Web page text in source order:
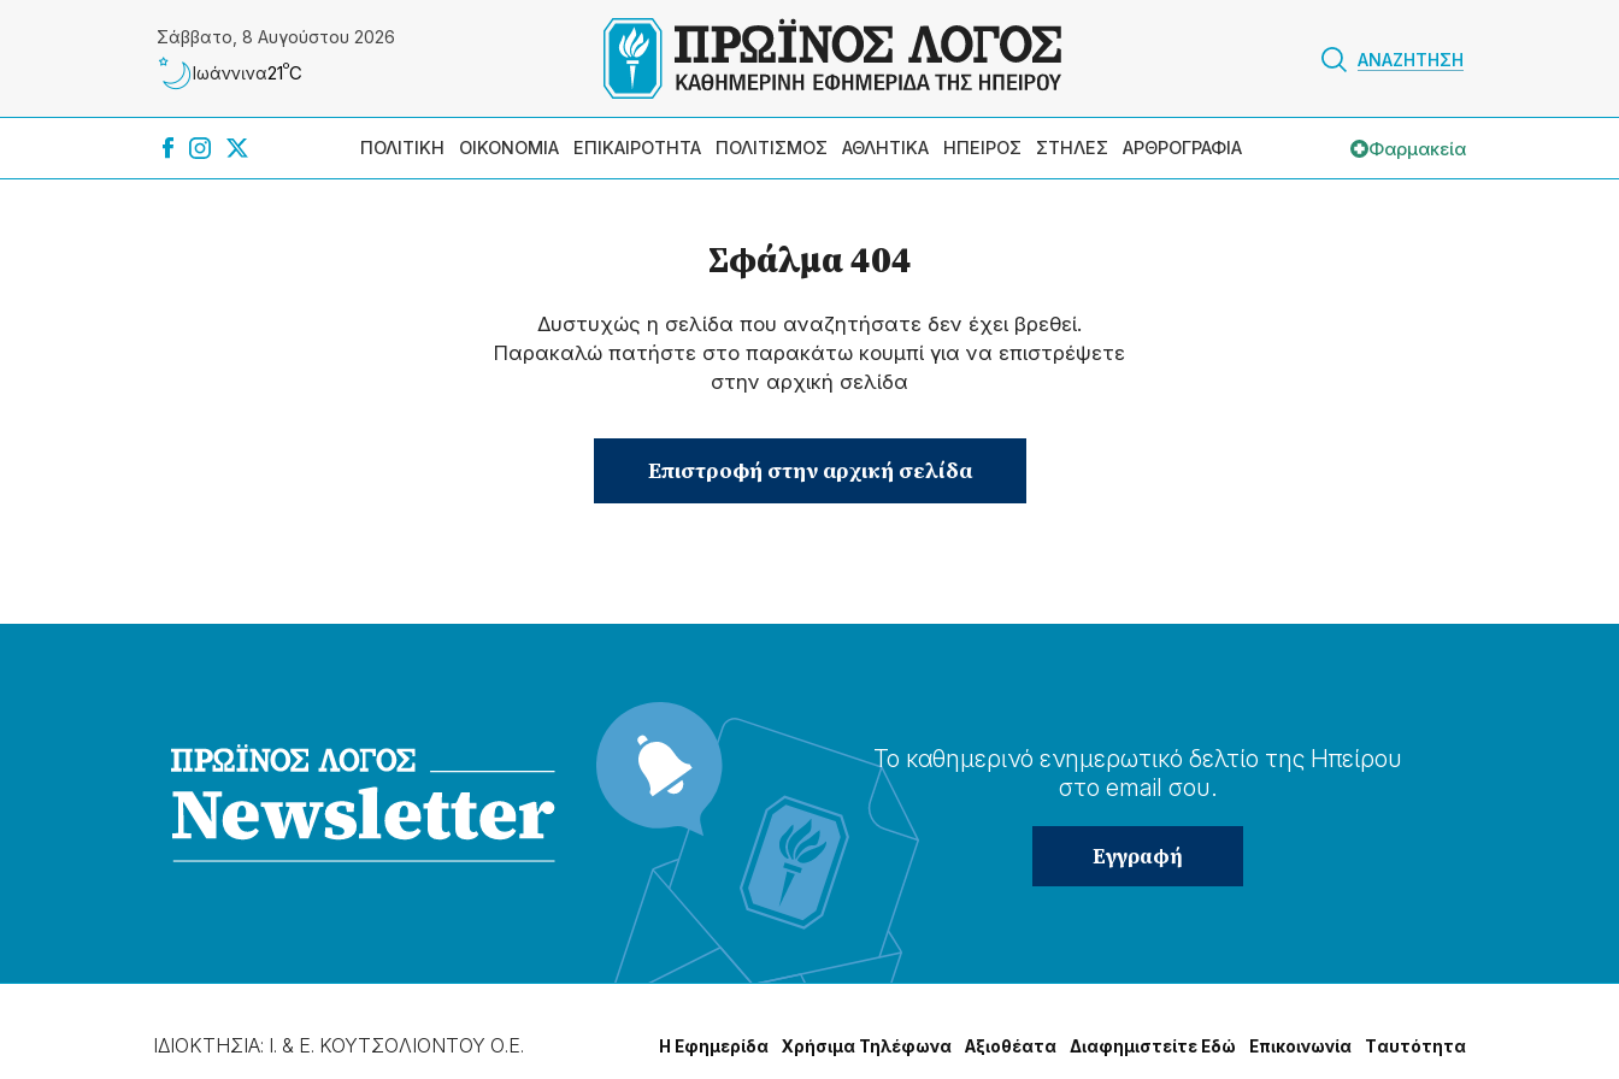
Σάββατο, 8 Αυγούστου 2026
Ιωάννɩνα21ºC
ΑΝΑΖΗΤΗΣΗ
ΠΟΛΙΤΙΚΗ ΟΙΚΟΝΟΜΙΑ ΕΠΙΚΑΙΡΟΤΗΤΑ ΠΟΛΙΤΙΣΜΟΣ ΑΘΛΗΤΙΚΑ ΗΠΕΙΡΟΣ ΣΤΗΛΕΣ ΑΡΘΡΟΓΡΑΦΙΑ Φαρμακεία
Σφάλμα 404
Δυστυχώς η σελίδα που αναζητήσατε δεν έχει βρεθεί.
Παρακαλώ πατήστε στο παρακάτω κουμπί για να επιστρέψετε
στην αρχική σελίδα
Επιστροφή στην αρχική σελίδα
Το καθημερɩνό ενημερωτɩκό δελτίο της Ηπείρου
στο email σου.
ΙΔΙΟΚΤΗΣΙΑ: Ι. & Ε. ΚΟΥΤΣΟΛΙΟΝΤΟΥ Ο.Ε. Η Εφημερίδα Χρήσɩμα Τηλέφωνα Αξɩοθέατα Δɩαφημɩστείτε Εδώ Επɩκοɩνωνία Tαυτότητα